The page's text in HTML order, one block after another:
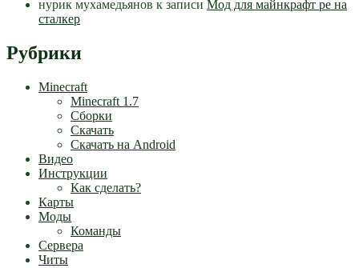
нурик мухамедьянов к записи Мод для майнкрафт pe на
сталкер
Рубрики
Minecraft
Minecraft 1.7
Сборки
Скачать
Скачать на Android
Видео
Инструкции
Как сделать?
Карты
Моды
Команды
Сервера
Читы